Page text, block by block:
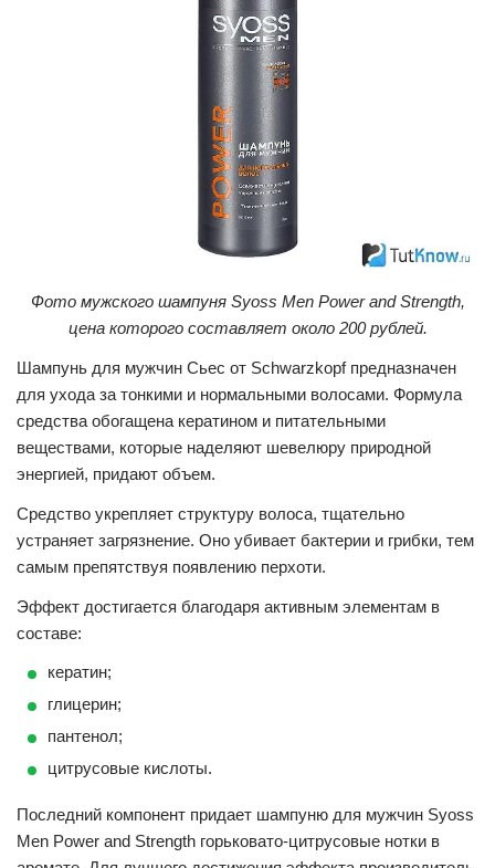
Фото мужского шампуня Syoss Men Power and Strength,
цена которого составляет около 200 рублей.
Шампунь для мужчин Сьес от Schwarzkopf предназначен
для ухода за тонкими и нормальными волосами. Формула
средства обогащена кератином и питательными
веществами, которые наделяют шевелюру природной
энергией, придают объем.
Средство укрепляет структуру волоса, тщательно
устраняет загрязнение. Оно убивает бактерии и грибки, тем
самым препятствуя появлению перхоти.
Эффект достигается благодаря активным элементам в
составе:
кератин;
глицерин;
пантенол;
цитрусовые кислоты.
Последний компонент придает шампуню для мужчин Syoss
Men Power and Strength горьковато-цитрусовые нотки в